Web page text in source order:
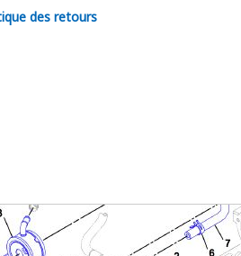
des retours